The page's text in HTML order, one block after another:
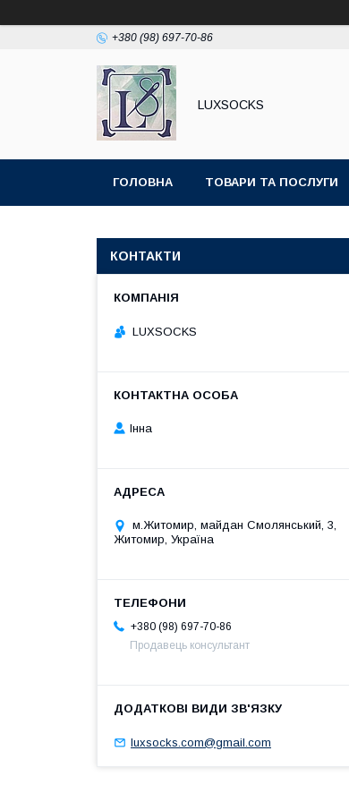
+380 (98) 697-70-86
LUXSOCKS
ГОЛОВНА ТОВАРИ ТА ПОСЛУГИ
КОНТАКТИ
LUXSOСKS
Інна
м.Житомир, майдан Смолянський, 3,
Житомир, Україна
+380 (98) 697-70-86
Продавець консультант
luxsocks.com@gmail.com